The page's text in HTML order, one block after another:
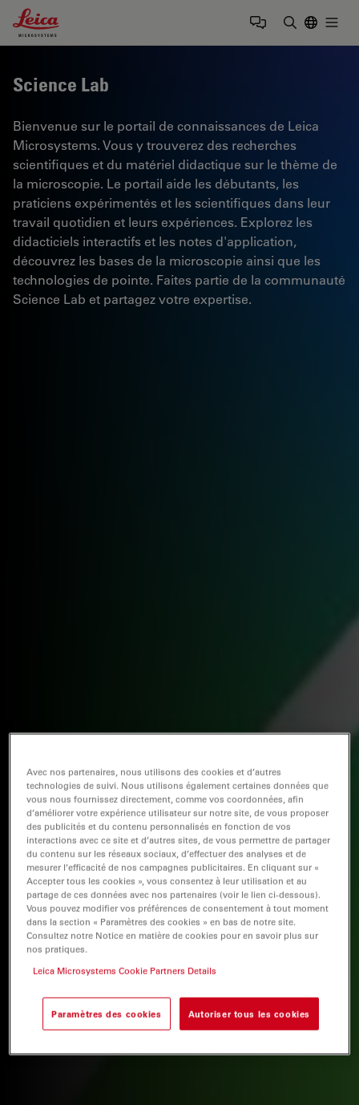
Leica Microsystems Logo
Science Lab
Bienvenue sur le portail de connaissances de Leica
Microsystems. Vous y trouverez des recherches
scientifiques et du matériel didactique sur le thème de
la microscopie. Le portail aide les débutants, les
praticiens expérimentés et les scientifiques dans leur
travail quotidien et leurs expériences. Explorez les
didacticiels interactifs et les notes d'application,
découvrez les bases de la microscopie ainsi que les
technologies de pointe. Faites partie de la communauté
Science Lab et partagez votre expertise.
Avec nos partenaires, nous utilisons des cookies et d’autres
technologies de suivi. Nous utilisons également certaines données que
vous nous fournissez directement, comme vos coordonnées, afin
d’améliorer votre expérience utilisateur sur notre site, de vous proposer
des publicités et du contenu personnalisés en fonction de vos
interactions avec ce site et d’autres sites, de vous permettre de partager
du contenu sur les réseaux sociaux, d’effectuer des analyses et de
mesurer l’efficacité de nos campagnes publicitaires. En cliquant sur «
Accepter tous les cookies », vous consentez à leur utilisation et au
partage de ces données avec nos partenaires (voir le lien ci-dessous).
Vous pouvez modifier vos préférences de consentement à tout moment
dans la section « Paramètres des cookies » en bas de notre site.
Consultez notre Notice en matière de cookies pour en savoir plus sur
nos pratiques.
Leica Microsystems Cookie Partners Details
Paramètres des cookies Autoriser tous les cookies